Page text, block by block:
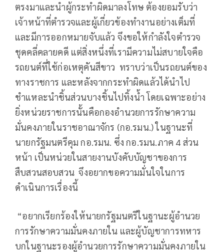
ตรงมาและนำผู้กระทำผิดมาลงโทษ ต้องยอมรับว่า
เจ้าหน้าที่ตำรวจและผู้เกี่ยวข้องทำงานอย่างเต็มที่
และมีการออกหมายจับแล้ว จึงขอให้กำลังใจตำรวจ
ชุดคลี่คลายคดี แต่สิ่งหนึ่งที่เรามีความไม่สบายใจคือ
รถยนต์ที่ใช้ก่อเหตุคันสีขาว ทราบว่าเป็นรถยนต์ของ
ทางราชการ และหลังจากกระทำผิดแล้วได้นำไป
ชำแหละนำชิ้นส่วนบางชิ้นไปทิ้งน้ำ โดยเฉพาะอย่าง
ยิ่งหน่วยราชการนั้นคือกองอำนวยการรักษาความ
มั่นคงภายในราชอาณาจักร (กอ.รมน.) ในฐานะที่
นายกรัฐมนตรีคุม กอ.รมน. ซึ่ง กอ.รมน.ภาค 4 ส่วน
หน้า เป็นหน่วยในสายงานบังคับบัญชาของการ
สืบสวนสอบสวน จึงอยากขอความมั่นใจในการ
ดำเนินการเรื่องนี้
“อยากเรียกร้องให้นายกรัฐมนตรีในฐานะผู้อำนวย
การรักษาความมั่นคงภายใน และผู้บัญชาการทหาร
บกในฐานะรองผู้อำนวยการรักษาความมั่นคงภายใน